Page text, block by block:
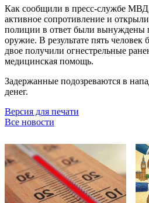
Как сообщили в пресс-службе МВД,
активное сопротивление и
полиции в ответ были вынуждены
оружие. В результате пять
двое получили огнестрельные
медицинская помощь.
Задержанные подозреваются в
денег.
Версия для печати
Все новости